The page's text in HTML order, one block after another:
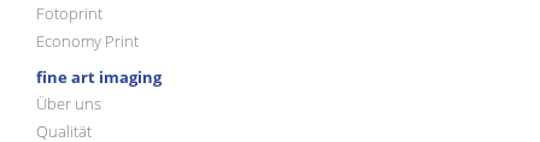
Fotoprint
Economy Print
fine art imaging
Über uns
Qualität